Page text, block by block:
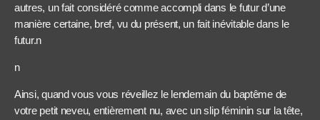
autres, un fait considéré comme accompli dans le futur d’une
manière certaine, bref, vu du présent, un fait inévitable dans le
futur.n
n
Ainsi, quand vous vous réveillez le lendemain du baptême de
votre petit neveu, entièrement nu, avec un slip féminin sur la tête,